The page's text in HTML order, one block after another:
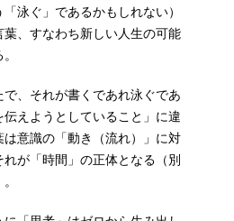
泳ぐ」であるかもしれない）
、すなわち新しい人生の可能
、それが書くであれ泳ぐであ
えようとしていること」に違
意識の「動き（流れ）」に対
が「時間」の正体となる（別